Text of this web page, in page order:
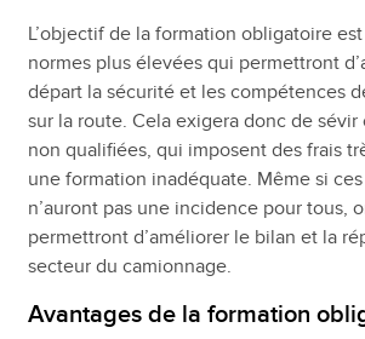
L’objectif de la formation obligatoire
normes plus élevées qui permettront
départ la sécurité et les compétences
sur la route. Cela exigera donc de
non qualifiées, qui imposent des frais
une formation inadéquate. Même si
n’auront pas une incidence pour tous,
permettront d’améliorer le bilan et la
secteur du camionnage.
Avantages de la formation